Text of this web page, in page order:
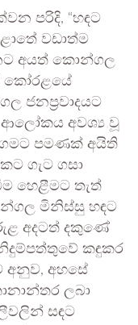
පරිදි, “හඳට
වඩාත්ම
අයත් කොන්ගල
කෝරළයේ
ජනප්‍රවාදයට
ආලෝකය අවශ්‍ය වූ
ගමට පමණක් අයිති
ගැට ගසා
හෙළීමට තැත්
මිනිස්සු හඳට
අදටත් දකුණේ
කඳුකර
අනුව, අහසේ
ලබා
සඳට